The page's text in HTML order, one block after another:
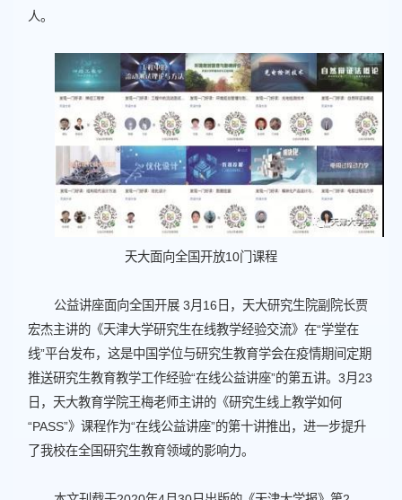
人。
天大面向全国开放10门课程
公益讲座面向全国开展 3月16日，天大研究生院副院长贾
宏杰主讲的《天津大学研究生在线教学经验交流》在“学堂在
线”平台发布，这是中国学位与研究生教育学会在疫情期间定期
推送研究生教育教学工作经验“在线公益讲座”的第五讲。3月23
日，天大教育学院王梅老师主讲的《研究生线上教学如何
“PASS”》课程作为“在线公益讲座”的第十讲推出，进一步提升
了我校在全国研究生教育领域的影响力。